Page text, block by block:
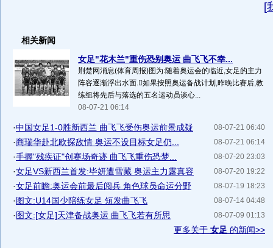
[
相关新闻
女足"花木兰"重伤恐别奥运 曲飞飞不幸...
荆楚网消息(体育周报)图为:随着奥运会的临近,女足的主力
阵容逐渐浮出水面.如果按照奥运备战计划,昨晚比赛后,教
练组将先后与落选的五名运动员谈心...
08-07-21 06:14
08-07-21 06:40
·中国女足1-0胜新西兰 曲飞飞受伤奥运前景成疑
08-07-21 06:14
·商瑞华赴北欧探敌情 奥运不设目标女足仍...
08-07-20 23:03
·手握"残疾证"创赛场奇迹 曲飞飞重伤恐梦...
08-07-20 19:22
·女足VS新西兰首发:毕妍遭雪藏 奥运主力露真容
08-07-19 18:23
·女足前瞻:奥运会前最后阅兵 角色球员命运分野
08-07-14 04:48
·图文:U14国少陪练女足 短发曲飞飞
08-07-09 01:13
·图文:[女足]天津备战奥运 曲飞飞若有所思
更多关于 女足 的新闻>>